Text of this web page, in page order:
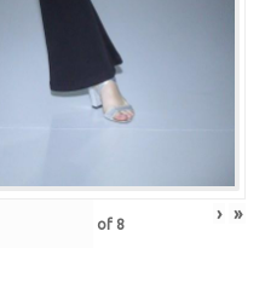
of 8 › »